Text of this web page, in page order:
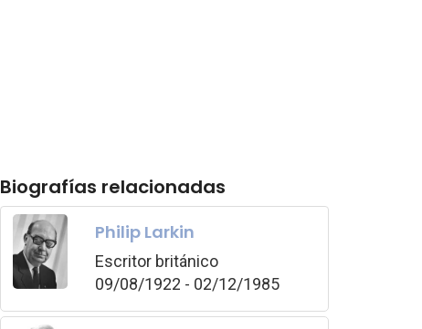
Biografías relacionadas
Philip Larkin
Escritor británico
09/08/1922 - 02/12/1985